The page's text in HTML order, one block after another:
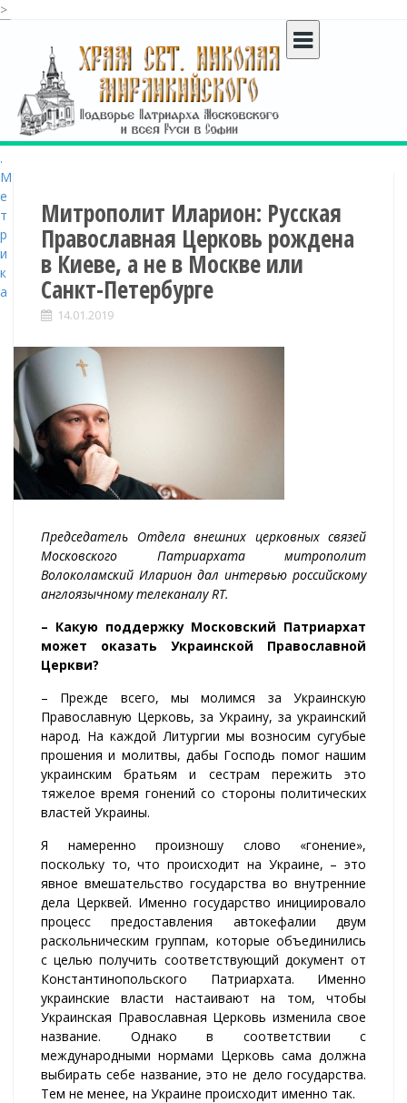
>
c
o
n
t
e
n
t
Митрополит Иларион: Русская
Православная Церковь рождена
в Киеве, а не в Москве или
Санкт-Петербурге
14.01.2019
Председатель Отдела внешних церковных связей
Московского Патриархата митрополит
Волоколамский Иларион дал интервью российскому
англоязычному телеканалу RT.
– Какую поддержку Московский Патриархат
может оказать Украинской Православной
Церкви?
– Прежде всего, мы молимся за Украинскую
Православную Церковь, за Украину, за украинский
народ. На каждой Литургии мы возносим сугубые
прошения и молитвы, дабы Господь помог нашим
украинским братьям и сестрам пережить это
тяжелое время гонений со стороны политических
властей Украины.
Я намеренно произношу слово «гонение»,
поскольку то, что происходит на Украине, – это
явное вмешательство государства во внутренние
дела Церквей. Именно государство инициировало
процесс предоставления автокефалии двум
раскольническим группам, которые объединились
с целью получить соответствующий документ от
Константинопольского Патриархата. Именно
украинские власти настаивают на том, чтобы
Украинская Православная Церковь изменила свое
название. Однако в соответствии с
международными нормами Церковь сама должна
выбирать себе название, это не дело государства.
Тем не менее, на Украине происходит именно так.